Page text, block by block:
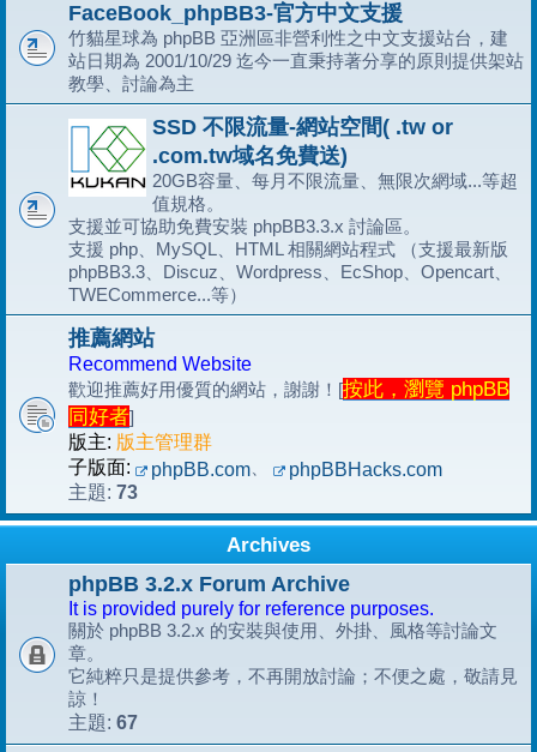
FaceBook_phpBB3-官方中文支援
竹貓星球為 phpBB 亞洲區非營利性之中文支援站台，建
站日期為 2001/10/29 迄今一直秉持著分享的原則提供架站
教學、討論為主
SSD 不限流量-網站空間( .tw or
.com.tw域名免費送)
20GB容量、每月不限流量、無限次網域...等超
值規格。
支援並可協助免費安裝 phpBB3.3.x 討論區。
支援 php、MySQL、HTML 相關網站程式 （支援最新版
phpBB3.3、Discuz、Wordpress、EcShop、Opencart、
TWECommerce...等）
推薦網站
Recommend Website
歡迎推薦好用優質的網站，謝謝！[按此，瀏覽 phpBB
同好者]
版主: 版主管理群
子版面:
phpBB.com、
phpBBHacks.com
主題: 73
Archives
phpBB 3.2.x Forum Archive
It is provided purely for reference purposes.
關於 phpBB 3.2.x 的安裝與使用、外掛、風格等討論文
章。
它純粹只是提供參考，不再開放討論；不便之處，敬請見
諒！
主題: 67